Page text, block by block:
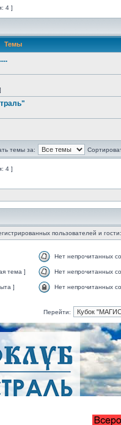
4 ]
Темы
]
темы за:
4 ]
пользователей и
Нет непрочитанных
тема ] Нет непрочитанных
] Нет непрочитанных
Перейти: